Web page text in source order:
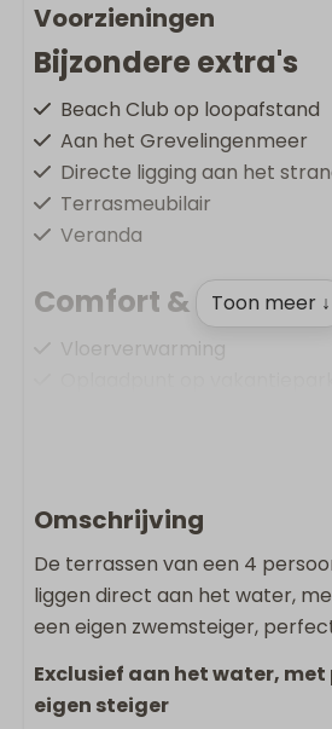
Voorzieningen
Bijzondere extra's
Beach Club op loopafstand
Aan het Grevelingenmeer
Directe ligging aan het
Terrasmeubilair
Veranda
Comfort & Gemak
Vloerverwarming
Droger
Wonen & Koken
Vloeroppervlakte m2: 130
Flatscreen TV
Strijkijzer
Toon meer ↓
Omschrijving
De terrassen van een 4
liggen direct aan het water,
een eigen zwemsteiger,
Exclusief aan het water,
eigen steiger